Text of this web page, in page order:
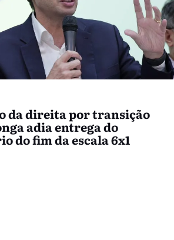
da direita por transição
adia entrega do
do fim da escala 6x1